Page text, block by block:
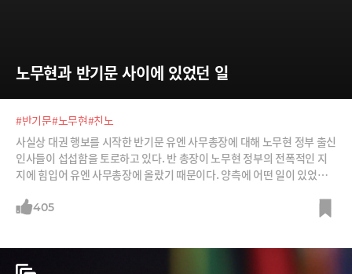
노무현과 반기문 사이에 있었던 일
#반기문#노무현#친노
사실상 대권 행보를 시작한 반기문 유엔 사무총장에 대해 노무현 정부 출신
인사들이 섭섭함을 토로하고 있다. 반 총장이 노무현 정부의 전폭적인 지
지에 힘입어 유엔 사무총장에 올랐기 때문이다. 양측에 어떤 일이 있었는
405